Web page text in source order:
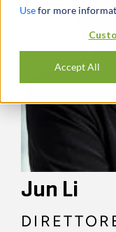
Usefor more
Accept All
Jun Li